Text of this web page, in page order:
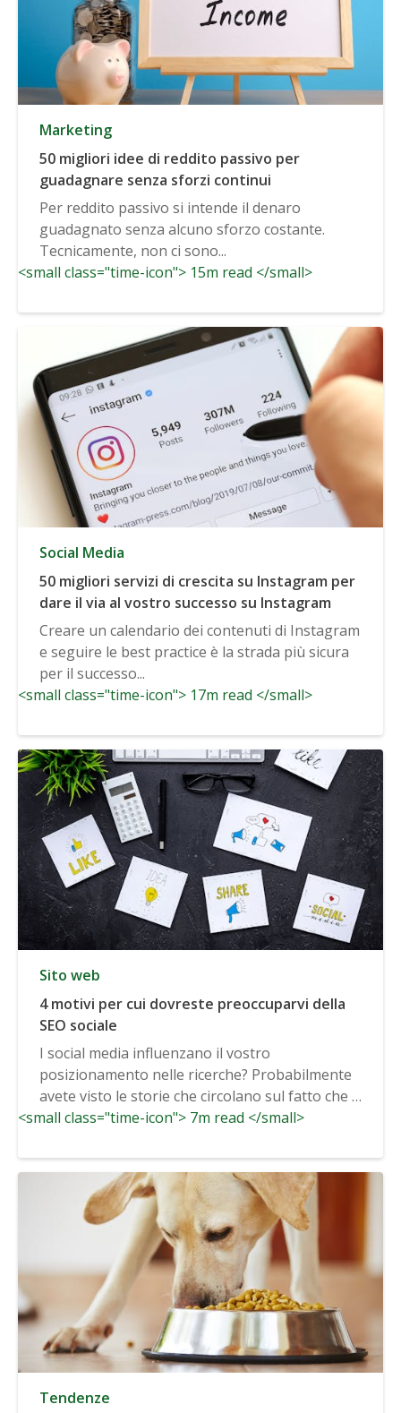
Marketing
50 migliori idee di reddito passivo per
guadagnare senza sforzi continui
Per reddito passivo si intende il denaro
guadagnato senza alcuno sforzo costante.
Tecnicamente, non ci sono...
<small class="time-icon"> 15m read </small>
Social Media
50 migliori servizi di crescita su Instagram per
dare il via al vostro successo su Instagram
Creare un calendario dei contenuti di Instagram
e seguire le best practice è la strada più sicura
per il successo...
<small class="time-icon"> 17m read </small>
Sito web
4 motivi per cui dovreste preoccuparvi della
SEO sociale
I social media influenzano il vostro
posizionamento nelle ricerche? Probabilmente
avete visto le storie che circolano sul fatto che i
social media...
<small class="time-icon"> 7m read </small>
Tendenze